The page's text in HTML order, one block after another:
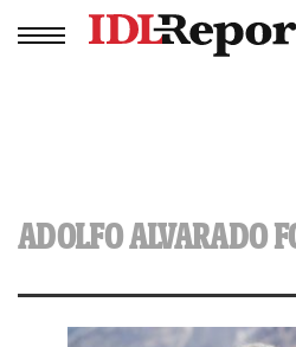
ADOLFO ALVARADO